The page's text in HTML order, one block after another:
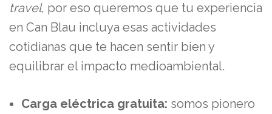
travel, por eso queremos que tu experiencia
en Can Blau incluya esas actividades
cotidianas que te hacen sentir bien y
equilibrar el impacto medioambiental.
Carga eléctrica gratuita: somos pionero